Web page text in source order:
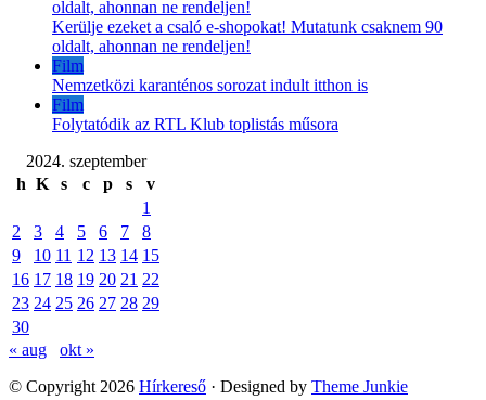
Kerülje ezeket a csaló e-shopokat! Mutatunk csaknem 90
oldalt, ahonnan ne rendeljen!
Film
Nemzetközi karanténos sorozat indult itthon is
Film
Folytatódik az RTL Klub toplistás műsora
2024. szeptember
h K s c p s
v
1
2
3 4 5 6 7
8
9
10 11 12 13 14 15
16 17 18 19 20 21 22
23 24 25 26 27 28 29
30
« aug
okt »
© Copyright 2026 Hírkereső · Designed by Theme Junkie